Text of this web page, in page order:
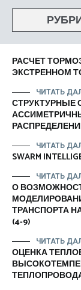
РАСЧЕТ
ЭКСТРЕННОМ
ЧИТАТЬ
СТРУКТУРНЫЕ
ЧИТАТЬ
SWARM
ЧИТАТЬ
О
ТРАНСПОРТА
(4-9)
ЧИТАТЬ
ОЦЕНКА